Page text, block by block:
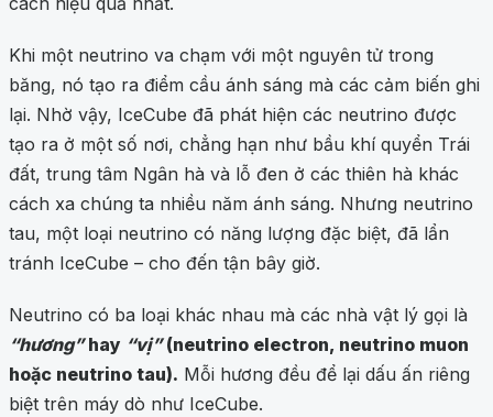
Khi một neutrino va chạm với một nguyên tử trong
băng, nó tạo ra điểm cầu ánh sáng mà các cảm biến ghi
lại. Nhờ vậy, IceCube đã phát hiện các neutrino được
tạo ra ở một số nơi, chẳng hạn như bầu khí quyển Trái
đất, trung tâm Ngân hà và lỗ đen ở các thiên hà khác
cách xa chúng ta nhiều năm ánh sáng. Nhưng neutrino
tau, một loại neutrino có năng lượng đặc biệt, đã lẩn
tránh IceCube – cho đến tận bây giờ.
Neutrino có ba loại khác nhau mà các nhà vật lý gọi là
“hương”hay “vị”(neutrino electron, neutrino muon
hoặc neutrino tau). Mỗi hương đều để lại dấu ấn riêng
biệt trên máy dò như IceCube.